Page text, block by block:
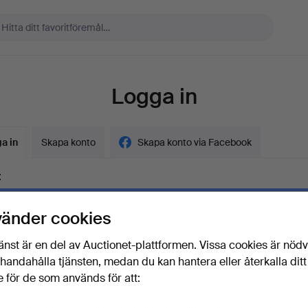
Logga in
in Skapa konto Skapa konto via Facebook
Visa lösenord i
cookies
är en del av Auctionet-plattformen. Vissa cookies är
tjänsten, medan du kan hantera eller återkalla ditt
för de som används för att: